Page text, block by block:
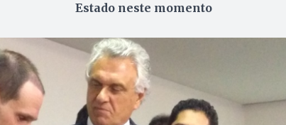
Estado neste momento